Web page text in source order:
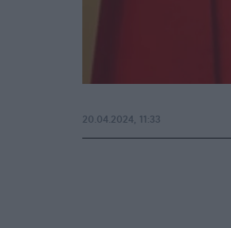
20.04.2024, 11:33